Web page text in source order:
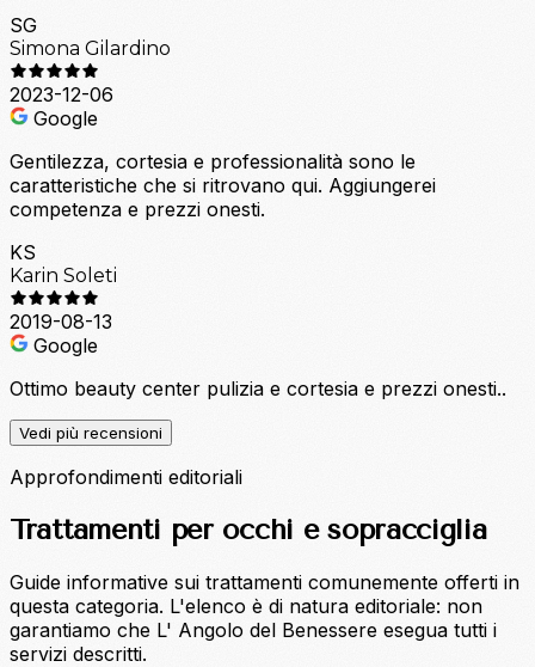
SG
Simona Gilardino
2023-12-06
Google
Gentilezza, cortesia e professionalità sono le
caratteristiche che si ritrovano qui. Aggiungerei
competenza e prezzi onesti.
KS
Karin Soleti
2019-08-13
Google
Ottimo beauty center pulizia e cortesia e prezzi onesti..
Vedi più recensioni
Approfondimenti editoriali
Trattamenti per occhi e sopracciglia
Guide informative sui trattamenti comunemente offerti in
questa categoria. L'elenco è di natura editoriale: non
garantiamo che L' Angolo del Benessere esegua tutti i
servizi descritti.